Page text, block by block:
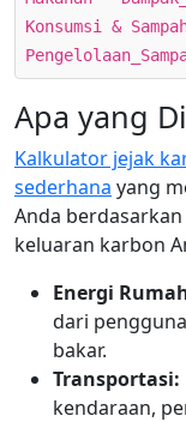
Konsumsi &
Apa yang
Kalkulator jejak
sederhana yang
Anda
keluaran karbon
Energi
dari
bakar.
Transportasi:
kendaraan,